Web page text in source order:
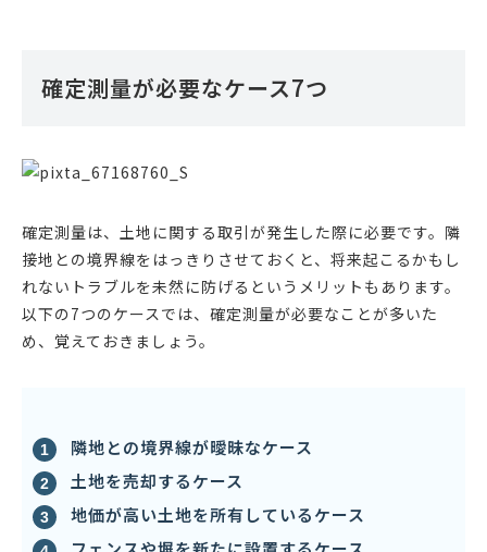
確定測量が必要なケース7つ
確定測量は、土地に関する取引が発生した際に必要です。隣
接地との境界線をはっきりさせておくと、将来起こるかもし
れないトラブルを未然に防げるというメリットもあります。
以下の7つのケースでは、確定測量が必要なことが多いた
め、覚えておきましょう。
隣地との境界線が曖昧なケース
土地を売却するケース
地価が高い土地を所有しているケース